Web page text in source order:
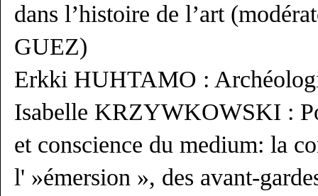
dans l’histoire de l’art
GUEZ)
Erkki HUHTAMO :
Isabelle KRZYWKOWSKI :
et conscience du medium: la
l' »émersion », des avant-